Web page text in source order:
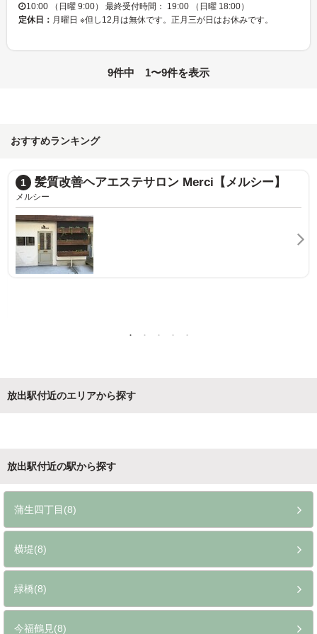
10:00 （日曜 9:00） 最終受付時間： 19:00 （日曜 18:00）
定休日： 月曜日 ※但し12月は無休です。正月三が日はお休みです。
9件中 1〜9件を表示
おすすめランキング
ロン Merci【メルシー】 2 髪質改善＆縮毛矯正
放出駅付近のエリアから探す
放出駅付近の駅から探す
蒲生四丁目(8)
横堤(8)
緑橋(8)
今福鶴見(8)